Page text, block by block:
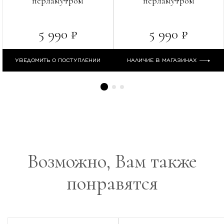
5 990 ₽
УВЕДОМИТЬ О ПОСТУПЛЕНИИ
5 990 ₽
НАЛИЧИЕ В МАГАЗИНАХ
Возможно, Вам также
понравятся